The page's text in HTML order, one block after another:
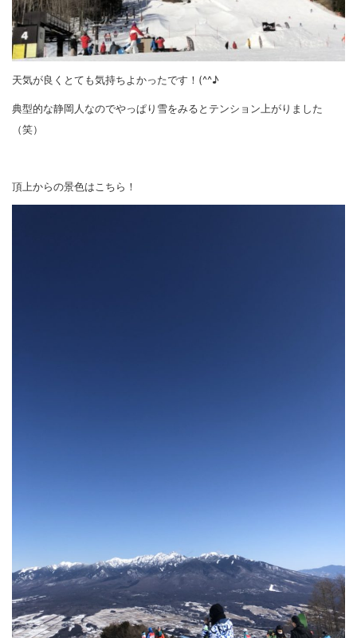
天気が良くとても気持ちよかったです！(^^♪
典型的な静岡人なのでやっぱり雪をみるとテンション上がりました
（笑）
頂上からの景色はこちら！